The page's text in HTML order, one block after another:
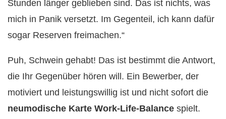
Stunden länger geblieben sind. Das ist nichts, was
mich in Panik versetzt. Im Gegenteil, ich kann dafür
sogar Reserven freimachen.“
Puh, Schwein gehabt! Das ist bestimmt die Antwort,
die Ihr Gegenüber hören will. Ein Bewerber, der
motiviert und leistungswillig ist und nicht sofort die
neumodische Karte Work-Life-Balance spielt.